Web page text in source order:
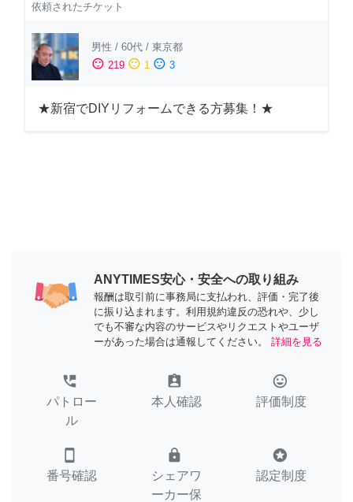
依頼されたチケット
男性 / 60代 / 東京都
sentiment_satisfied 219 sentiment_neutral 1 sentiment_dissatisfied 3
★新宿でDIYリフォームできる方募集！★
ANYTIMES安心・安全への取り組み
報酬は取引前に事務局に支払われ、評価・完了後
に振り込まれます。利用規約違反の恐れや、少し
でも不審な内容のサービスやリクエストやユーザ
ーがあった場合は通報してください。
詳細を見る
perm_phone_msg
パトロー
ル
assignment_ind
本人確認
tag_faces
評価制度
smartphone
番号確認
lock
シェアワ
ーカー保
stars
認定制度